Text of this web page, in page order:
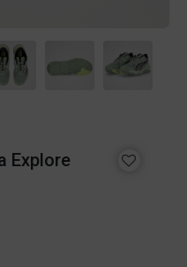
Explore